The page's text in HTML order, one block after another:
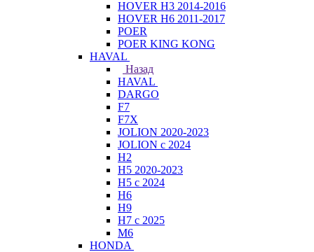
HOVER H3 2014-2016
HOVER H6 2011-2017
POER
POER KING KONG
HAVAL
Назад
HAVAL
DARGO
F7
F7X
JOLION 2020-2023
JOLION с 2024
H2
H5 2020-2023
H5 с 2024
H6
H9
H7 с 2025
M6
HONDA